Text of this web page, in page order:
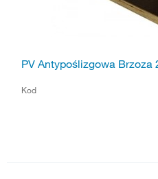
PV Antypoślizgowa Brzoza
Kod